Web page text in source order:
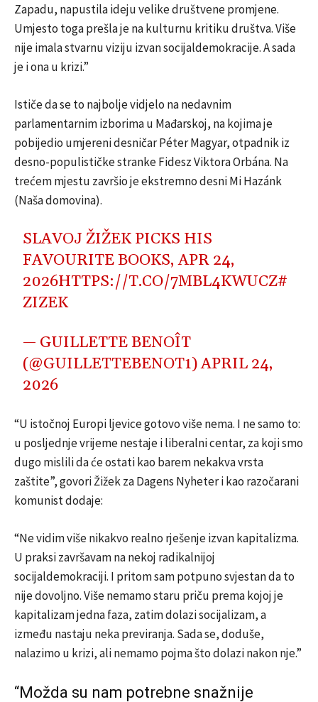
Zapadu, napustila ideju velike društvene promjene.
Umjesto toga prešla je na kulturnu kritiku društva. Više
nije imala stvarnu viziju izvan socijaldemokracije. A sada
je i ona u krizi.”
Ističe da se to najbolje vidjelo na nedavnim
parlamentarnim izborima u Mađarskoj, na kojima je
pobijedio umjereni desničar Péter Magyar, otpadnik iz
desno-populističke stranke Fidesz Viktora Orbána. Na
trećem mjestu završio je ekstremno desni Mi Hazánk
(Naša domovina).
SLAVOJ ŽIŽEK PICKS HIS
FAVOURITE BOOKS, APR 24,
2026HTTPS://T.CO/7MBL4KWUCZ#
ZIZEK
— GUILLETTE BENOÎT
(@GUILLETTEBENOT1)APRIL 24,
2026
“U istočnoj Europi ljevice gotovo više nema. I ne samo to:
u posljednje vrijeme nestaje i liberalni centar, za koji smo
dugo mislili da će ostati kao barem nekakva vrsta
zaštite”, govori Žižek za Dagens Nyheter i kao razočarani
komunist dodaje:
“Ne vidim više nikakvo realno rješenje izvan kapitalizma.
U praksi završavam na nekoj radikalnijoj
socijaldemokraciji. I pritom sam potpuno svjestan da to
nije dovoljno. Više nemamo staru priču prema kojoj je
kapitalizam jedna faza, zatim dolazi socijalizam, a
između nastaju neka previranja. Sada se, doduše,
nalazimo u krizi, ali nemamo pojma što dolazi nakon nje.”
“Možda su nam potrebne snažnije